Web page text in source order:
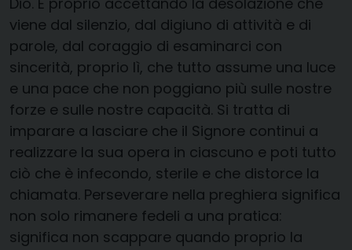
viene dal silenzio, dal digiuno di attività e di
parole, dal coraggio di esaminarci con
sincerità, proprio lì, che tutto assume una luce
e una pace che non poggiano più sulle nostre
forze e sulle nostre capacità. Si tratta di
imparare a lasciare che il Signore continui a
realizzare la sua opera in ciascuno e poti tutto
ciò che è infecondo, sterile e che distorce la
chiamata. Perseverare nella preghiera significa
non solo rimanere fedeli a una pratica:
significa non scappare quando proprio la